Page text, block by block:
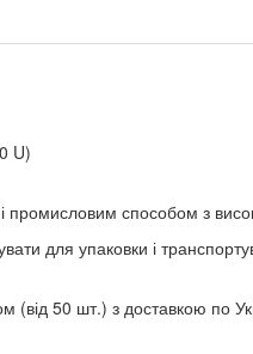
U)
способом з
для упаковки і
(від 50 шт.) з доставкою по